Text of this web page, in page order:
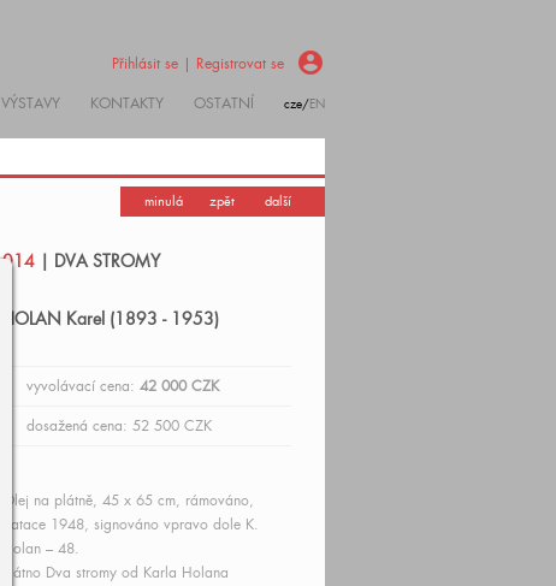
Přihlásit se | Registrovat se account_circle
VÝSTAVY KONTAKTY OSTATNÍ cze/EN
minulá zpět další
014 | DVA STROMY
HOLAN Karel (1893 - 1953)
vyvolávací cena:42 000 CZK
dosažená cena: 52 500 CZK
Olej na plátně, 45 x 65 cm, rámováno,
datace 1948, signováno vpravo dole K.
Holan – 48.
Plátno Dva stromy od Karla Holana